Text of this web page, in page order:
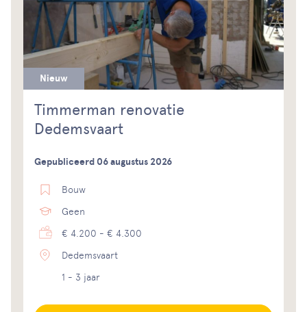
Nieuw
Timmerman renovatie
Dedemsvaart
Gepubliceerd 06 augustus 2026
Bouw
Geen
€ 4.200 - € 4.300
Dedemsvaart
1 - 3 jaar